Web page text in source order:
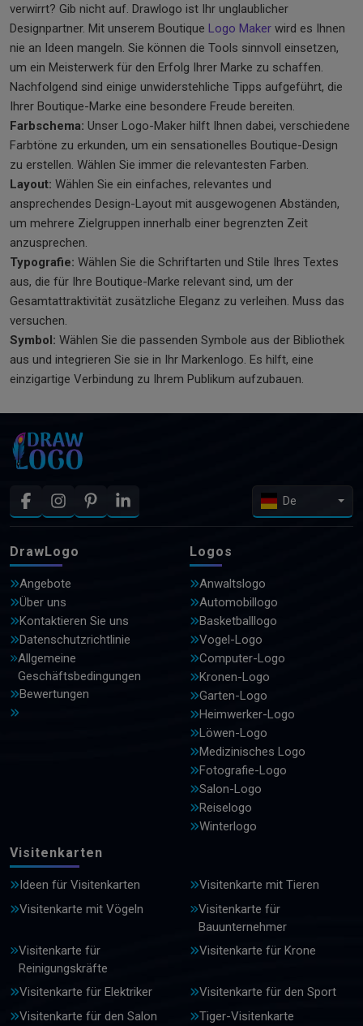
verwirrt? Gib nicht auf. Drawlogo ist Ihr unglaublicher
Designpartner. Mit unserem Boutique Logo Maker wird es Ihnen
nie an Ideen mangeln. Sie können die Tools sinnvoll einsetzen,
um ein Meisterwerk für den Erfolg Ihrer Marke zu schaffen.
Nachfolgend sind einige unwiderstehliche Tipps aufgeführt, die
Ihrer Boutique-Marke eine besondere Freude bereiten.
Farbschema: Unser Logo-Maker hilft Ihnen dabei, verschiedene
Farbtöne zu erkunden, um ein sensationelles Boutique-Design
zu erstellen. Wählen Sie immer die relevantesten Farben.
Layout: Wählen Sie ein einfaches, relevantes und
ansprechendes Design-Layout mit ausgewogenen Abständen,
um mehrere Zielgruppen innerhalb einer begrenzten Zeit
anzusprechen.
Typografie: Wählen Sie die Schriftarten und Stile Ihres Textes
aus, die für Ihre Boutique-Marke relevant sind, um der
Gesamtattraktivität zusätzliche Eleganz zu verleihen. Muss das
versuchen.
Symbol: Wählen Sie die passenden Symbole aus der Bibliothek
aus und integrieren Sie sie in Ihr Markenlogo. Es hilft, eine
einzigartige Verbindung zu Ihrem Publikum aufzubauen.
De
DrawLogo
Angebote
Über uns
Kontaktieren Sie uns
Datenschutzrichtlinie
Allgemeine
Geschäftsbedingungen
Bewertungen
Logos
Anwaltslogo
Automobillogo
Basketballlogo
Vogel-Logo
Computer-Logo
Kronen-Logo
Garten-Logo
Heimwerker-Logo
Löwen-Logo
Medizinisches Logo
Fotografie-Logo
Salon-Logo
Reiselogo
Winterlogo
Visitenkarten
Ideen für Visitenkarten
Visitenkarte mit Tieren
Visitenkarte mit Vögeln
Visitenkarte für
Bauunternehmer
Visitenkarte für
Reinigungskräfte
Visitenkarte für Krone
Visitenkarte für Elektriker
Visitenkarte für den Sport
Visitenkarte für den Salon
Tiger-Visitenkarte